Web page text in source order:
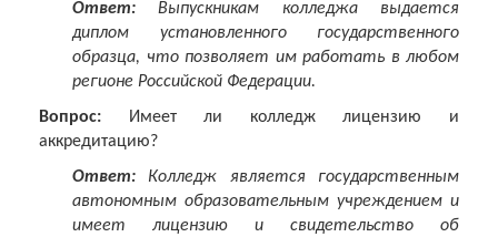
Ответ: Выпускникам колледжа выдается
диплом установленного государственного
образца, что позволяет им работать в любом
регионе Российской Федерации.
Вопрос: Имеет ли колледж лицензию и
аккредитацию?
Ответ: Колледж является государственным
автономным образовательным учреждением и
имеет лицензию и свидетельство об